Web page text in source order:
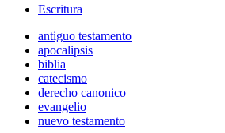
Escritura
antiguo testamento
apocalipsis
biblia
catecismo
derecho canonico
evangelio
nuevo testamento